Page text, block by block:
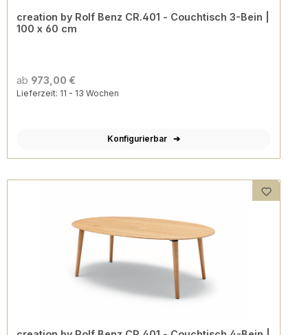
creation by Rolf Benz CR.401 - Couchtisch 3-Bein |
100 x 60 cm
ab 973,00 €
Lieferzeit: 11 - 13 Wochen
Konfigurierbar